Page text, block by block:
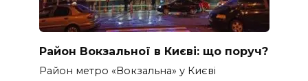
Район Вокзальної в Києві: що поруч?
Район метро «Вокзальна» у Києві